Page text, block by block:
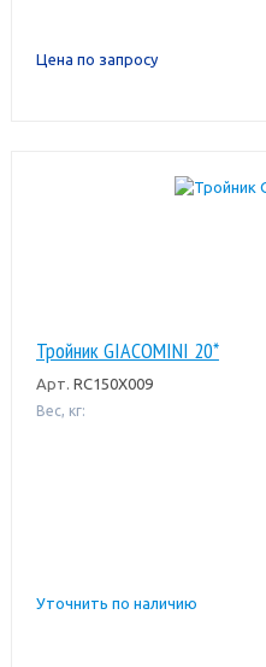
Цена по запросу
Тройник GIACOMINI 20*
Арт. RC150X009
Вес, кг:
Уточнить по наличию